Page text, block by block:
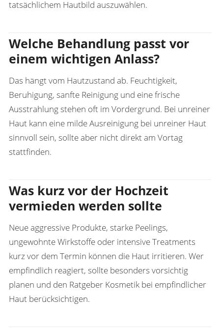
tatsächlichem Hautbild auszuwählen.
Welche Behandlung passt vor
einem wichtigen Anlass?
Das hängt vom Hautzustand ab. Feuchtigkeit,
Beruhigung, sanfte Reinigung und eine frische
Ausstrahlung stehen oft im Vordergrund. Bei unreiner
Haut kann eine mildeAusreinigung bei unreiner Haut
sinnvoll sein, sollte aber nicht direkt am Vortag
stattfinden.
Was kurz vor der Hochzeit
vermieden werden sollte
Neue aggressive Produkte, starke Peelings,
ungewohnte Wirkstoffe oder intensive Treatments
kurz vor dem Termin können die Haut irritieren. Wer
empfindlich reagiert, sollte besonders vorsichtig
planen und den Ratgeber Kosmetik bei empfindlicher
Haut berücksichtigen.